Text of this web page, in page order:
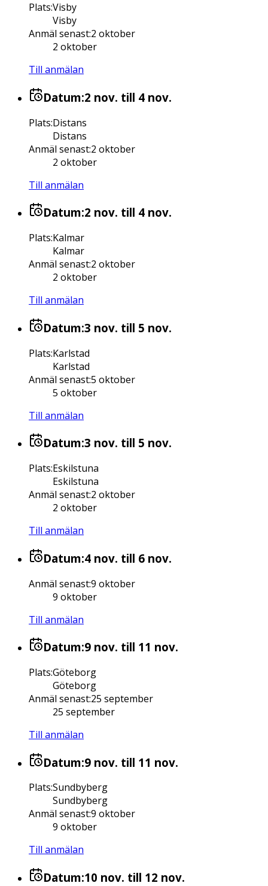
Plats:Visby
Visby
Anmäl senast:2 oktober
2 oktober
Till anmälan
Datum:2 nov. till 4 nov.
Plats:Distans
Distans
Anmäl senast:2 oktober
2 oktober
Till anmälan
Datum:2 nov. till 4 nov.
Plats:Kalmar
Kalmar
Anmäl senast:2 oktober
2 oktober
Till anmälan
Datum:3 nov. till 5 nov.
Plats:Karlstad
Karlstad
Anmäl senast:5 oktober
5 oktober
Till anmälan
Datum:3 nov. till 5 nov.
Plats:Eskilstuna
Eskilstuna
Anmäl senast:2 oktober
2 oktober
Till anmälan
Datum:4 nov. till 6 nov.
Anmäl senast:9 oktober
9 oktober
Till anmälan
Datum:9 nov. till 11 nov.
Plats:Göteborg
Göteborg
Anmäl senast:25 september
25 september
Till anmälan
Datum:9 nov. till 11 nov.
Plats:Sundbyberg
Sundbyberg
Anmäl senast:9 oktober
9 oktober
Till anmälan
Datum:10 nov. till 12 nov.